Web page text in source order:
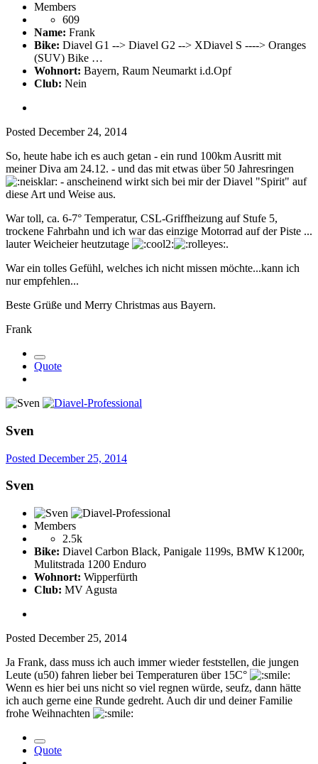
Members
609
Name: Frank
Bike: Diavel G1 --> Diavel G2 --> XDiavel S ----> Oranges
(SUV) Bike …
Wohnort: Bayern, Raum Neumarkt i.d.Opf
Club: Nein
Posted December 24, 2014
So, heute habe ich es auch getan - ein rund 100km Ausritt mit
meiner Diva am 24.12. - und das mit etwas über 50 Jahresringen
- anscheinend wirkt sich bei mir der Diavel "Spirit" auf
diese Art und Weise aus.
War toll, ca. 6-7° Temperatur, CSL-Griffheizung auf Stufe 5,
trockene Fahrbahn und ich war das einzige Motorrad auf der Piste ...
lauter Weicheier heutzutage
.
War ein tolles Gefühl, welches ich nicht missen möchte...kann ich
nur empfehlen...
Beste Grüße und Merry Christmas aus Bayern.
Frank
Quote
Sven
Posted December 25, 2014
Sven
Members
2.5k
Bike: Diavel Carbon Black, Panigale 1199s, BMW K1200r,
Mulitstrada 1200 Enduro
Wohnort: Wipperfürth
Club: MV Agusta
Posted December 25, 2014
Ja Frank, dass muss ich auch immer wieder feststellen, die jungen
Leute (u50) fahren lieber bei Temperaturen über 15C°
Wenn es hier bei uns nicht so viel regnen würde, seufz, dann hätte
ich auch gerne eine Runde gedreht. Auch dir und deiner Familie
frohe Weihnachten
Quote